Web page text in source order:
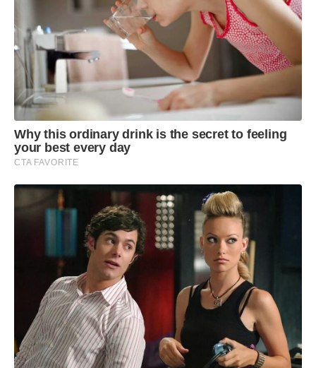
Why this ordinary drink is the secret to feeling
your best every day
CTA FAVORITE